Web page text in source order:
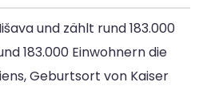
und zählt rund 183.000
183.000 Einwohnern die
Geburtsort von Kaiser